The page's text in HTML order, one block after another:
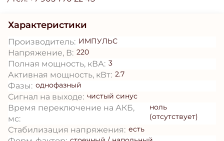
Характеристики
Производитель: ИМПУЛЬС
Напряжение, В: 220
Полная мощность, кВА: 3
Активная мощность, кВт: 2.7
Фазы: однофазный
Сигнал на выходе: чистый синус
Время переключение на АКБ,
мс:
ноль
(отсутствует)
Стабилизация напряжения: есть